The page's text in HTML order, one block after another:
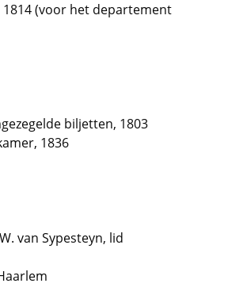
(voor het departement
biljetten, 1803
1836
van Sypesteyn, lid